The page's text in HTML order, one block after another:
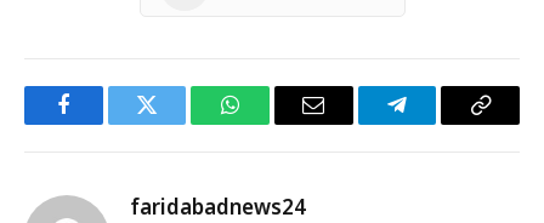
FacebookTwitter WhatsAppEmail TelegramCopy
faridabadnews24